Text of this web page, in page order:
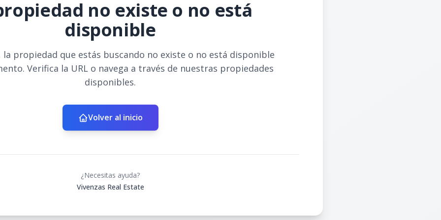
no existe o no está
disponible
propiedad que estás buscando no existe o no está disponible
Verifica la URL o navega a través de nuestras propiedades
disponibles.
Volver al inicio
¿Necesitas ayuda?
Vivenzas Real Estate